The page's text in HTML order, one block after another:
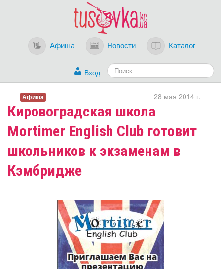
Афиша Новости Каталог
Вход
Кировоградская школа
Mortimer English Club готовит
школьников к экзаменам в
Кэмбридже
28 мая 2014 г.
Афиша